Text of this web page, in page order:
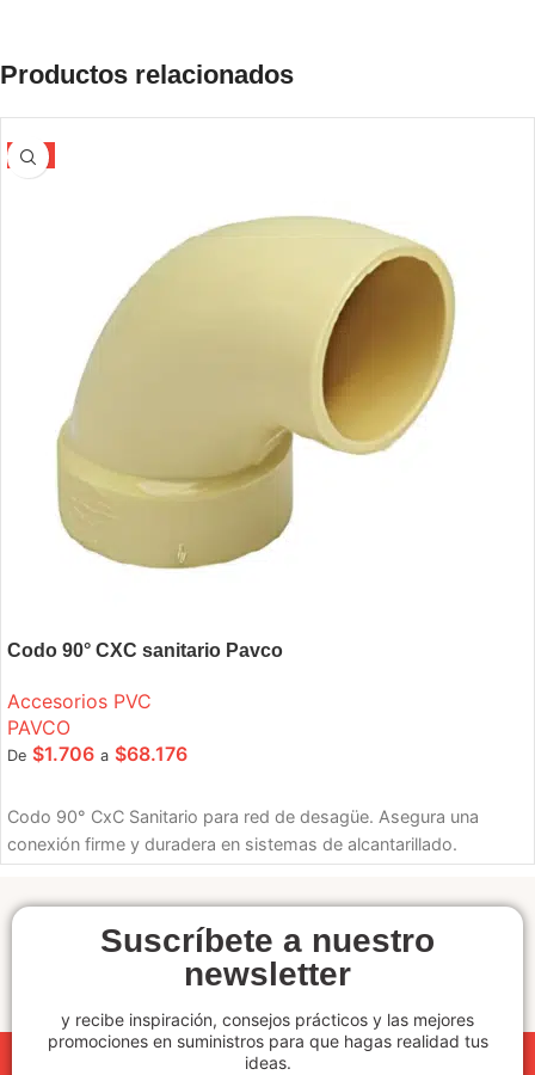
Productos relacionados
-5%
Codo 90° CXC sanitario Pavco
Accesorios PVC
PAVCO
De $1.706 a $68.176
Codo 90° CxC Sanitario para red de desagüe. Asegura una
conexión firme y duradera en sistemas de alcantarillado.
Suscríbete a nuestro
newsletter
y recibe inspiración, consejos prácticos y las mejores
promociones en suministros para que hagas realidad tus
ideas.